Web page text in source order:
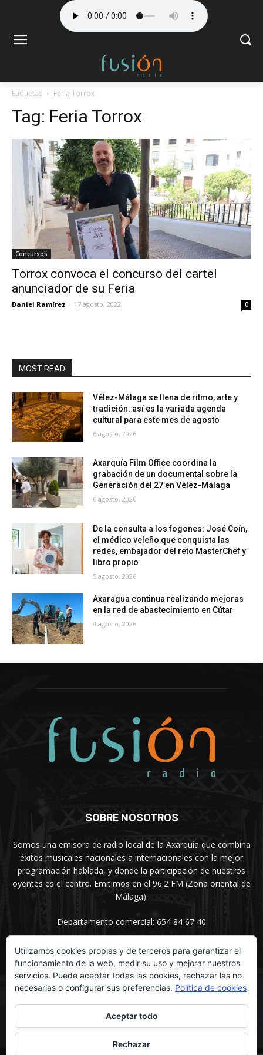
Etiquetas Feria Torrox
Tag: Feria Torrox
Concursos
Torrox convoca el concurso del cartel
anunciador de su Feria
Daniel Ramírez - 17 agosto, 2022 0
MOST READ
Vélez-Málaga se llena de ritmo, arte y
tradición: así es la variada agenda
cultural para este mes de agosto
6 agosto, 2026
Axarquía Film Office coordina la
grabación de un documental sobre la
Generación del 27 en Vélez-Málaga
6 agosto, 2026
De la consulta a los fogones: José Coín,
el médico veleño que conquista las
redes, embajador del reto MasterChef y
libro propio
5 agosto, 2026
Axaragua continua realizando mejoras
en la red de abastecimiento en Cútar
4 agosto, 2026
SOBRE NOSOTROS
Somos una emisora de radio local de la Axarquía que combina
éxitos musicales nacionales a internacionales con la mejor
programación hablada, y donde la participación de nuestros
oyentes es el centro. Emitimos en el 96.2 FM (Zona oriental de
Málaga).
Departamento comercial: 654 84 67 40
SÍGUENOS
Utilizamos cookies propias y de terceros para garantizar el
funcionamiento de la web, medir su uso y mejorar nuestros
servicios. Puede aceptar todas las cookies, rechazar las no
necesarias o configurar sus preferencias. Política de cookies
Aceptar todo
Rechazar